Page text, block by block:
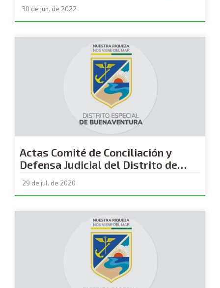
30 de jun. de 2022
Actas Comité de Conciliación y
Defensa Judicial del Distrito de
29 de jul. de 2020